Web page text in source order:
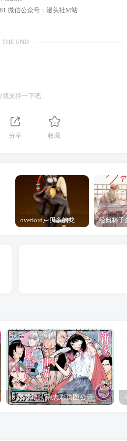
7、带你进入绅士内部，畅所欲言，释放最真实的自我官方qq群：167200861 微信公众号：漫头社M站
THE END
就支持一下吧
分享 收藏
overlord卢贝多的龙王谁厉害 「Overlord」露普斯蕾琪娜·贝塔手办开订
「茜物语」杂志彩页图公开